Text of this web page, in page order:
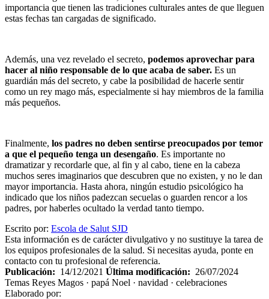
importancia que tienen las tradiciones culturales antes de que lleguen
estas fechas tan cargadas de significado.
Además, una vez revelado el secreto, podemos aprovechar para
hacer al niño responsable de lo que acaba de saber. Es un
guardián más del secreto, y cabe la posibilidad de hacerle sentir
como un rey mago más, especialmente si hay miembros de la familia
más pequeños.
Finalmente, los padres no deben sentirse preocupados por temor
a que el pequeño tenga un desengaño. Es importante no
dramatizar y recordarle que, al fin y al cabo, tiene en la cabeza
muchos seres imaginarios que descubren que no existen, y no le dan
mayor importancia. Hasta ahora, ningún estudio psicológico ha
indicado que los niños padezcan secuelas o guarden rencor a los
padres, por haberles ocultado la verdad tanto tiempo.
Escrito por: Escola de Salut SJD
Esta información es de carácter divulgativo y no sustituye la tarea de
los equipos profesionales de la salud. Si necesitas ayuda, ponte en
contacto con tu profesional de referencia.
Publicación: 14/12/2021 Última modificación: 26/07/2024
Temas Reyes Magos · papá Noel · navidad · celebraciones
Elaborado por: